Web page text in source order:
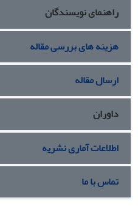
همچون یک معشوق یا مادر و
ساحره برای ما وصف کرده
پیرامون را با همة رخدادها و
چشم خود برای خوانشگرانش
راهنمای نویسندگان
هزینه های بررسی مقاله
ارسال مقاله
داوران
اطلاعات آماری نشریه
تماس با ما